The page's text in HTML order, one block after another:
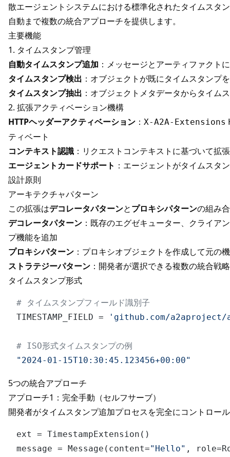
散エージェントシステムにおける標準化されたタイムスタ
自動まで複数の統合アプローチを提供します。
主要機能
1. タイムスタンプ管理
自動タイムスタンプ追加 ：メッセージとアーティファクト
タイムスタンプ検出 ：オブジェクトが既にタイムスタンプ
タイムスタンプ抽出 ：オブジェクトメタデータからタイム
2. 拡張アクティベーション機構
HTTPヘッダーアクティベーション ： X-A2A-Extensions
ティベート
コンテキスト認識 ：リクエストコンテキストに基づいて拡
エージェントカードサポート ：エージェントがタイムスタ
設計原則
アーキテクチャパターン
この拡張はデコレータパターンとプロキシパターンの組み
デコレータパターン ：既存のエグゼキューター、クライア
プ機能を追加
プロキシパターン ：プロキシオブジェクトを作成して元の
ストラテジーパターン ：開発者が選択できる複数の統合戦
タイムスタンプ形式
# タイムスタンプフィールド識別子
TIMESTAMP_FIELD =
'github.com/a2aproject/
# ISO形式タイムスタンプの例
"2024-01-15T10:30:45.123456+00:00"
5つの統合アプローチ
アプローチ1：完全手動（セルフサーブ）
開発者がタイムスタンプ追加プロセスを完全にコントロー
ext = TimestampExtension()
message = Message(content="Hello" ,